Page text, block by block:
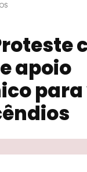
apoio